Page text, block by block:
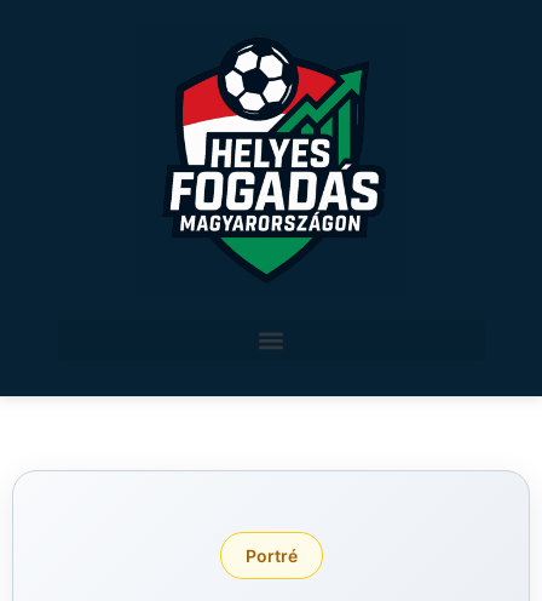
Legjobb sportfogadási oldalak Magyarországon
Portré